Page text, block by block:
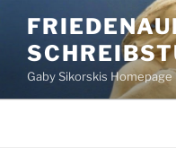
Inhalt
springen
Gaby Sikorskis Homepage